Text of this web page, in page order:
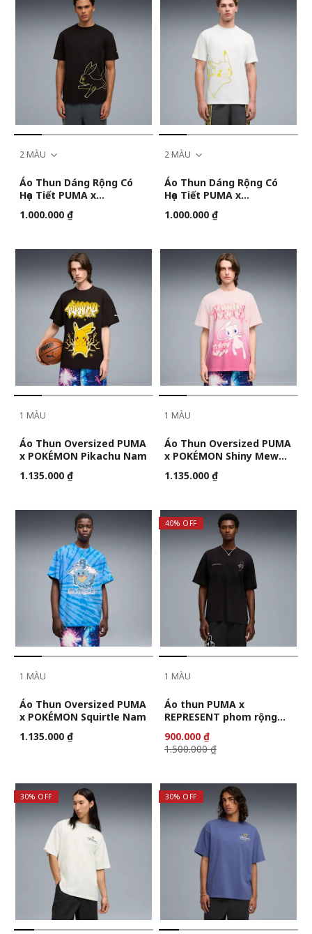
2 MÀU
Áo Thun Dáng Rộng Có
Họa Tiết PUMA x
POKÉMON Nam
1.000.000 ₫
2 MÀU
Áo Thun Dáng Rộng Có
Họa Tiết PUMA x
POKÉMON Nam
1.000.000 ₫
1 MÀU
Áo Thun Oversized PUMA
x POKÉMON Pikachu Nam
1.135.000 ₫
1 MÀU
Áo Thun Oversized PUMA
x POKÉMON Shiny Mew
1.135.000 ₫
1 MÀU
Áo Thun Oversized PUMA
x POKÉMON Squirtle Nam
1.135.000 ₫
40% OFF
1 MÀU
Áo thun PUMA x
REPRESENT phom rộng
900.000 ₫
1.500.000 ₫
30% OFF 30% OFF